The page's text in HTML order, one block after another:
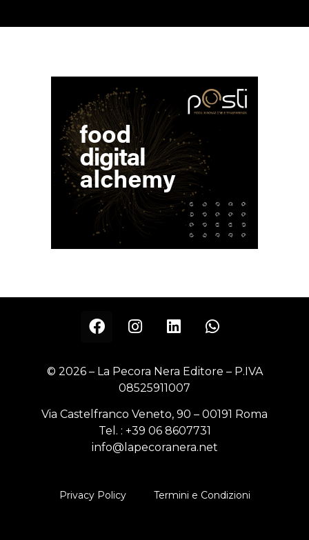
© 2026 – La Pecora Nera Editore – P.IVA
08525911007
Via Castelfranco Veneto, 90 – 00191 Roma
Tel. : +39 06 8607731
info@lapecoranera.net
Privacy Policy Termini e Condizioni